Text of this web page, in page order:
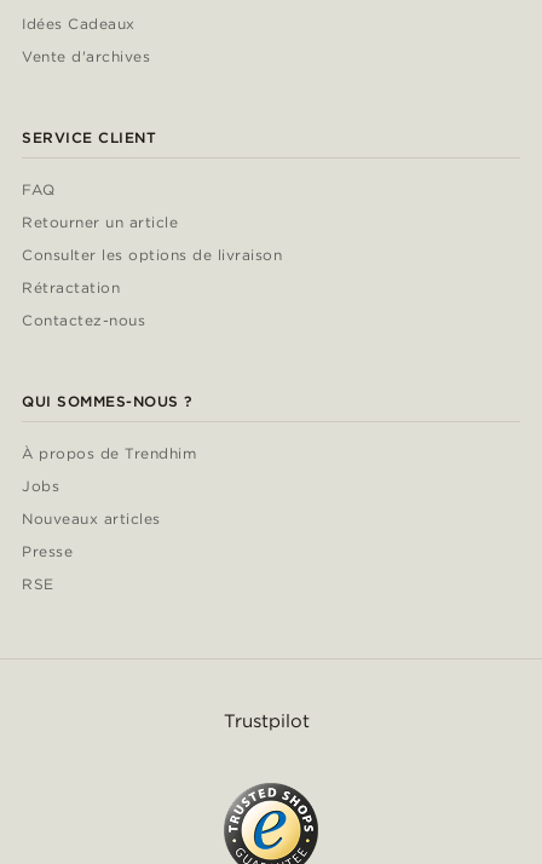
Idées Cadeaux
Vente d'archives
SERVICE CLIENT
FAQ
Retourner un article
Consulter les options de livraison
Rétractation
Contactez-nous
QUI SOMMES-NOUS ?
À propos de Trendhim
Jobs
Nouveaux articles
Presse
RSE
Trustpilot